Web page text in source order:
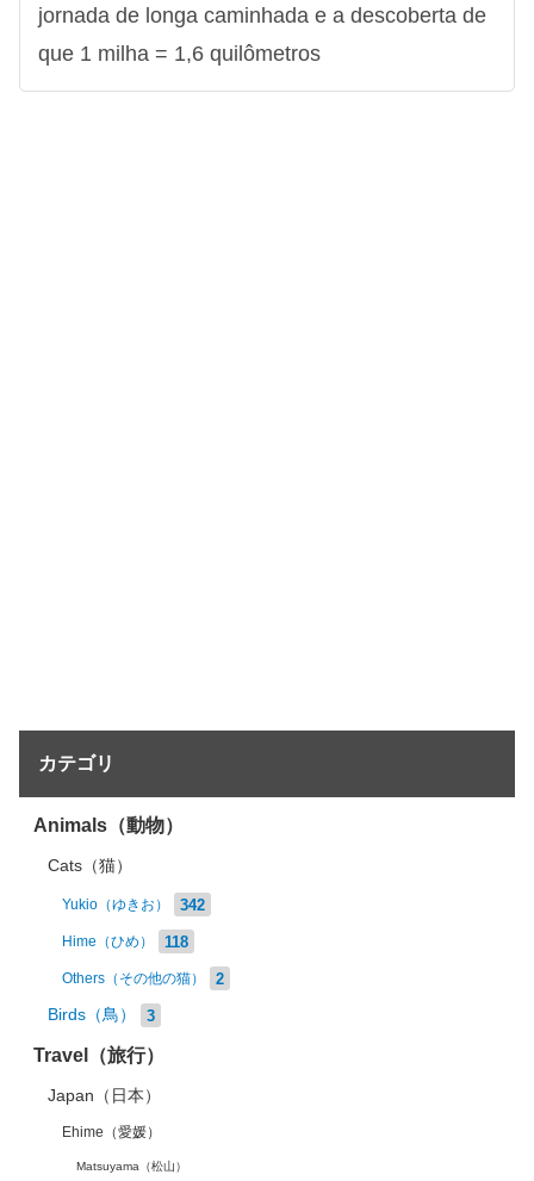
jornada de longa caminhada e a descoberta de
que 1 milha = 1,6 quilômetros
カテゴリ
Animals（動物）
Cats（猫）
Yukio（ゆきお） 342
Hime（ひめ） 118
Others（その他の猫） 2
Birds（鳥） 3
Travel（旅行）
Japan（日本）
Ehime（愛媛）
Matsuyama（松山）